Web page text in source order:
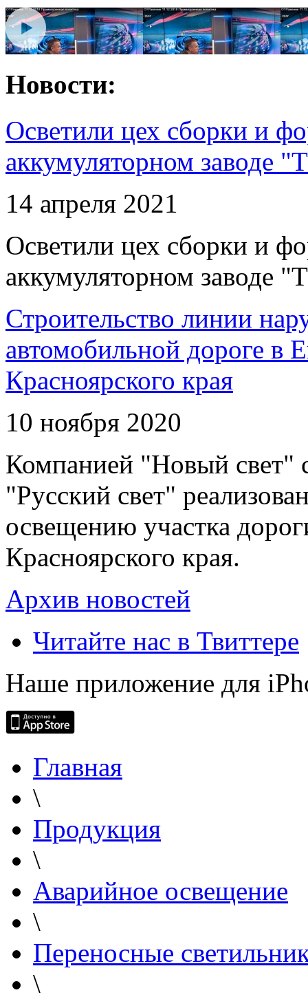
Новости:
Осветили цех сборки и
аккумуляторном заводе
14 апреля 2021
Осветили цех сборки и
аккумуляторном заводе
Строительство линии
автомобильной дороге в
Красноярского края
10 ноября 2020
Компанией "Новый свет"
"Русский свет"
освещению участка
Красноярского края.
Архив новостей
Читайте нас в Твиттере
Наше приложение для
Главная
\
Продукция
\
Аварийное освещение
\
Переносные
\